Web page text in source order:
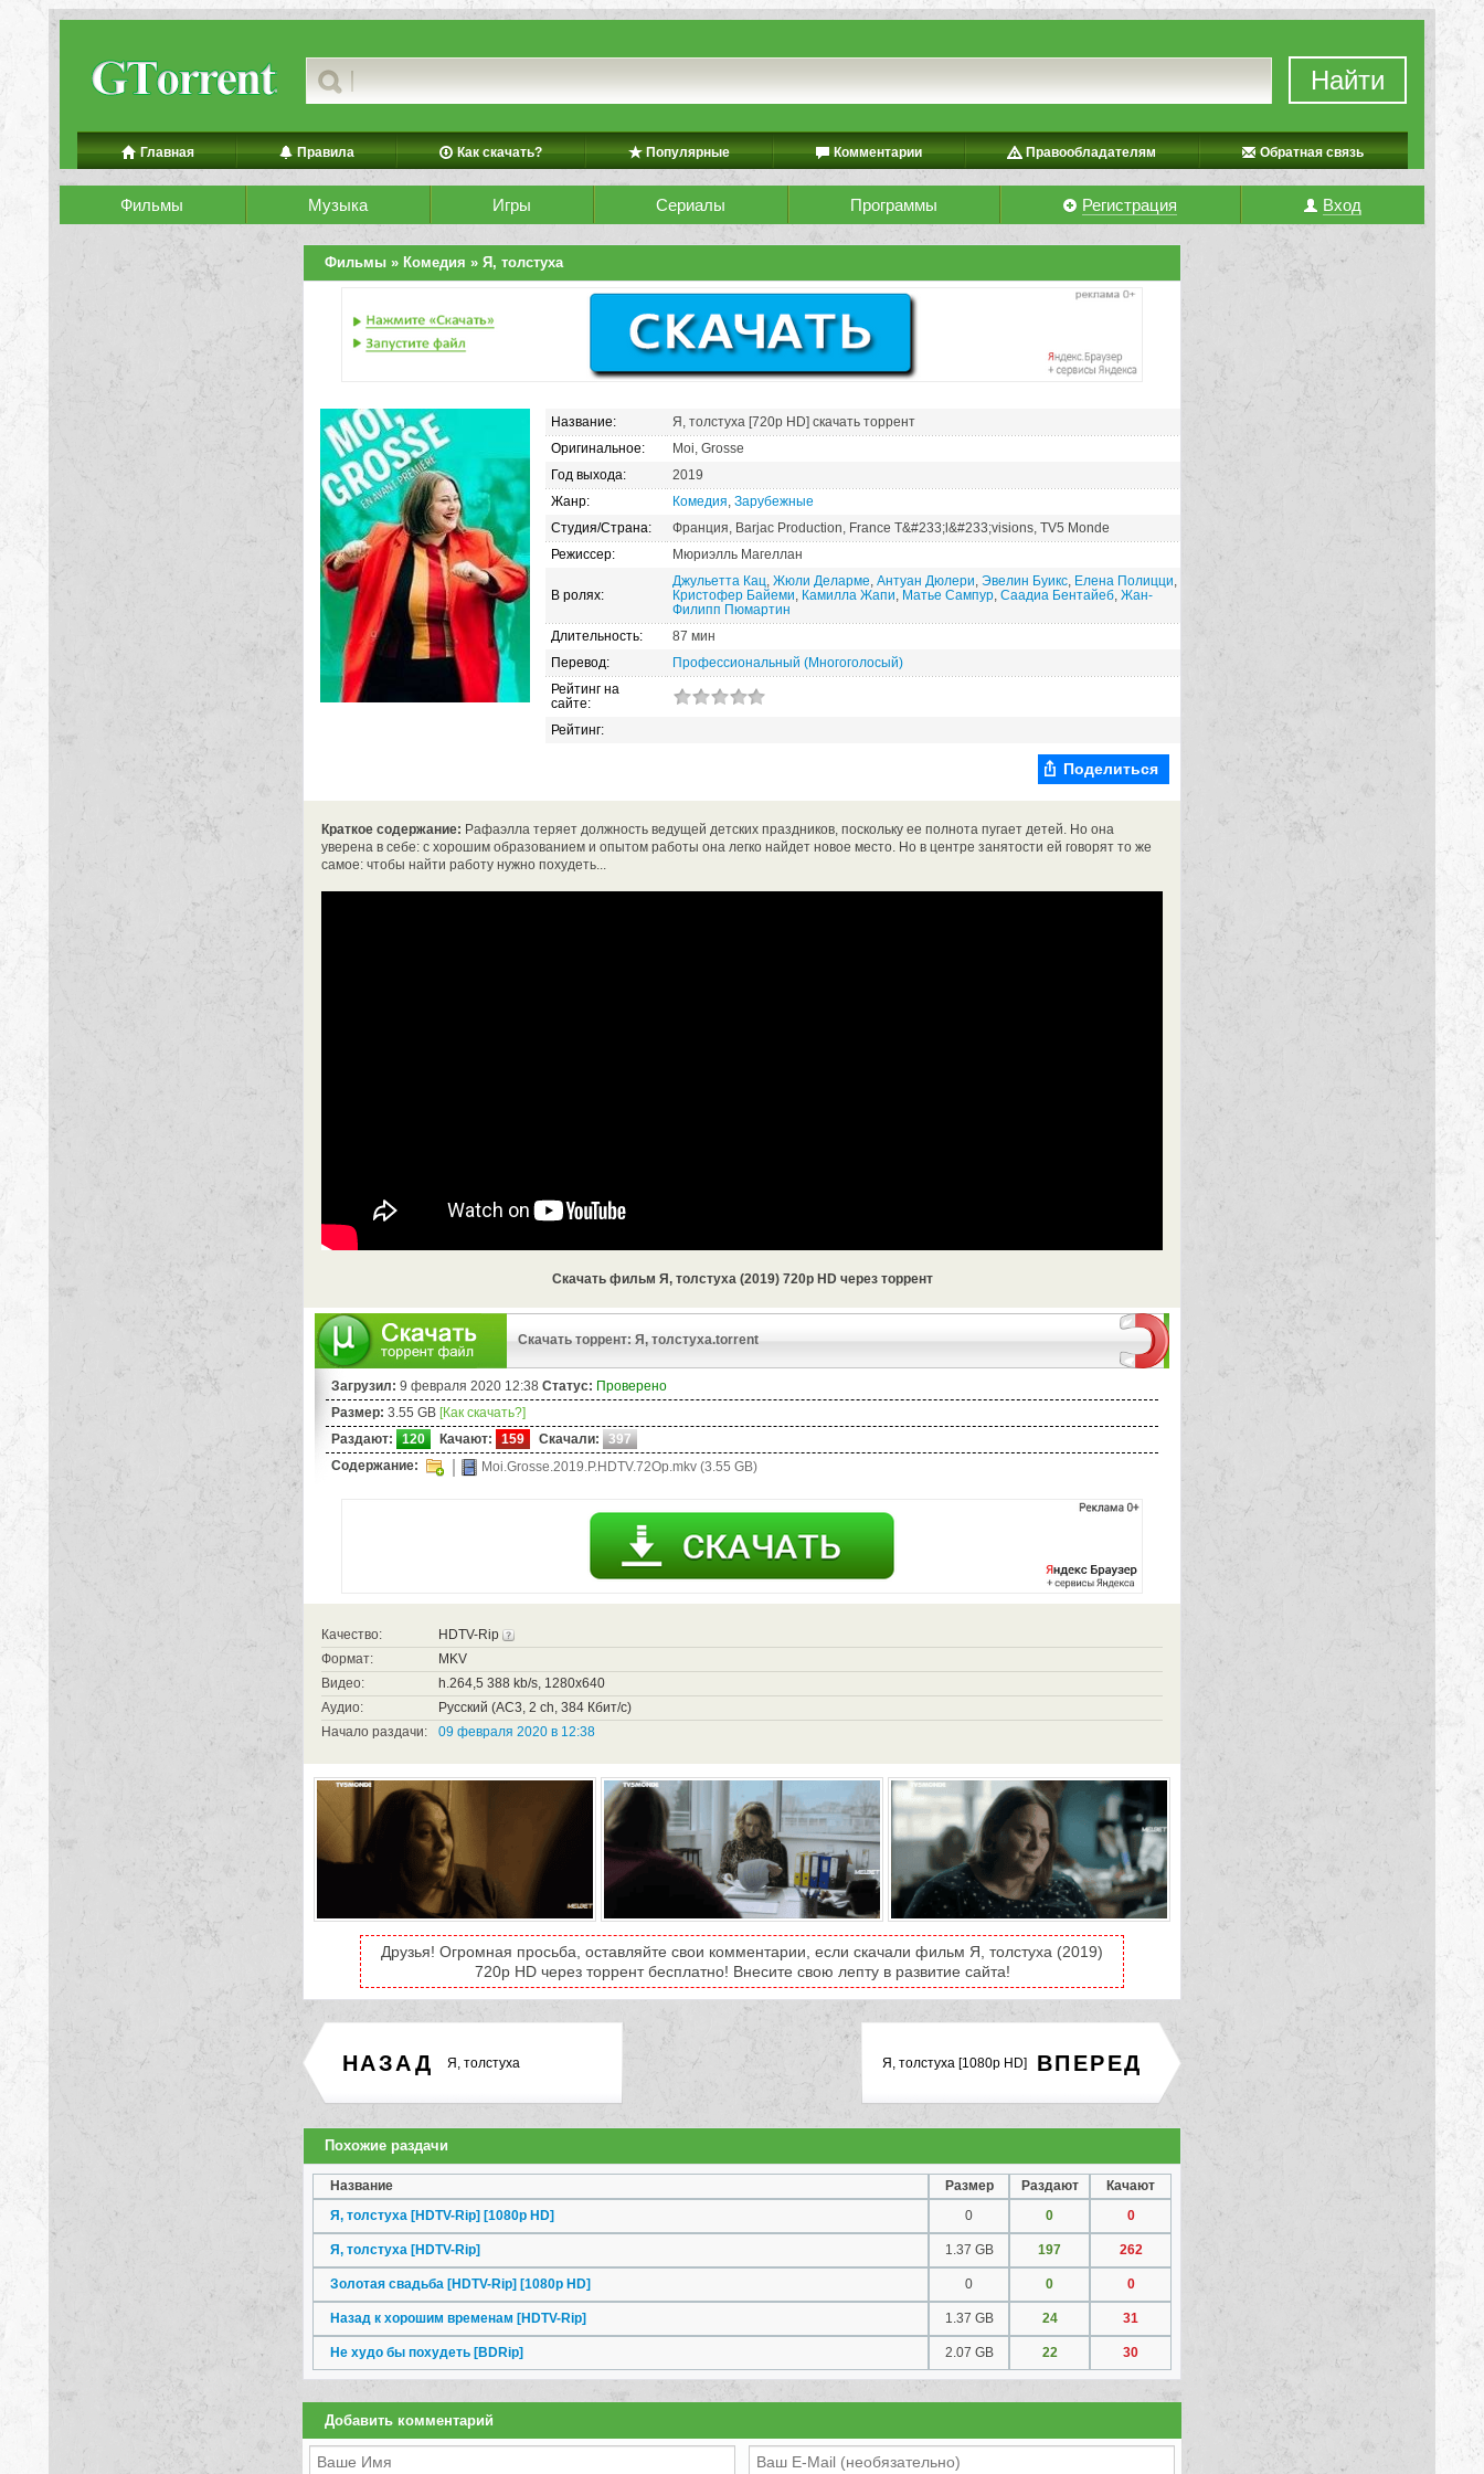
Найти
Главная Правила Как скачать? Популярные Комментарии Правообладателям Обратная связь
Фильмы Музыка Игры Сериалы Программы Регистрация Вход
Фильмы » Комедия » Я, толстуха
Название:
Я, толстуха [720p HD] скачать торрент
Оригинальное:
Moi, Grosse
Год выхода:
2019
Жанр:
Комедия, Зарубежные
Студия/Страна:
Франция, Barjac Production, France T&#233;l&#233;visions, TV5 Monde
Режиссер:
Мюриэлль Магеллан
В ролях:
Джульетта Кац, Жюли Деларме, Антуан Дюлери, Эвелин Буикс, Елена Полицци,
Кристофер Байеми, Камилла Жапи, Матье Сампур, Саадиа Бентайеб, Жан-
Филипп Пюмартин
Длительность:
87 мин
Перевод:
Профессиональный (Многоголосый)
Рейтинг на
сайте:
Рейтинг:
Поделиться
Краткое содержание: Рафаэлла теряет должность ведущей детских праздников, поскольку ее полнота пугает детей. Но она
уверена в себе: с хорошим образованием и опытом работы она легко найдет новое место. Но в центре занятости ей говорят то же
самое: чтобы найти работу нужно похудеть...
Скачать фильм Я, толстуха (2019) 720p HD через торрент
Скачать торрент: Я, толстуха.torrent
Загрузил: 9 февраля 2020 12:38 Статус: Проверено
Размер: 3.55 GB [Как скачать?]
Раздают:
120 Качают: 159 Скачали:
397
Содержание:
Moi.Grosse.2019.P.HDTV.72Op.mkv (3.55 GB)
Качество:
HDTV-Rip
Формат:
MKV
Видео:
h.264,5 388 kb/s, 1280x640
Аудио:
Русский (AC3, 2 ch, 384 Кбит/с)
Начало раздачи:
09 февраля 2020 в 12:38
Друзья! Огромная просьба, оставляйте свои комментарии, если скачали фильм Я, толстуха (2019)
720p HD через торрент бесплатно! Внесите свою лепту в развитие сайта!
НАЗАД Я, толстуха ВПЕРЕД
Я, толстуха [1080p HD]
Похожие раздачи
Название Размер Раздают
Качают
Я, толстуха [HDTV-Rip] [1080p HD]
0 0 0
Я, толстуха [HDTV-Rip] 1.37 GB 197 262
Золотая свадьба [HDTV-Rip] [1080p HD] 0 0 0
Назад к хорошим временам [HDTV-Rip] 1.37 GB 24 31
Не худо бы похудеть [BDRip] 2.07 GB 22 30
Добавить комментарий